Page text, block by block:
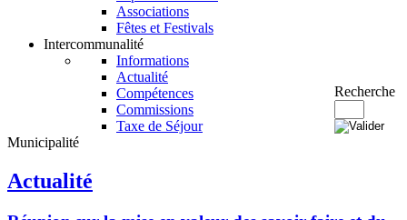
Associations
Fêtes et Festivals
Intercommunalité
Informations
Actualité
Compétences
Commissions
Taxe de Séjour
Recherche
Municipalité
Actualité